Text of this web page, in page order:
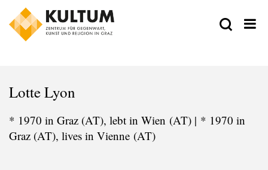
Lotte Lyon
* 1970 in Graz (AT), lebt in Wien (AT) | * 1970 in
Graz (AT), lives in Vienne (AT)